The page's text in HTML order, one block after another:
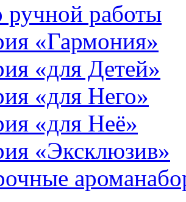
работы
«Гармония»
«для Детей»
«для Него»
«для Неё»
«Эксклюзив»